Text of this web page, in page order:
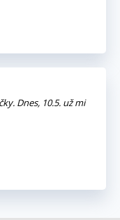
Dnes, 10.5. už mi